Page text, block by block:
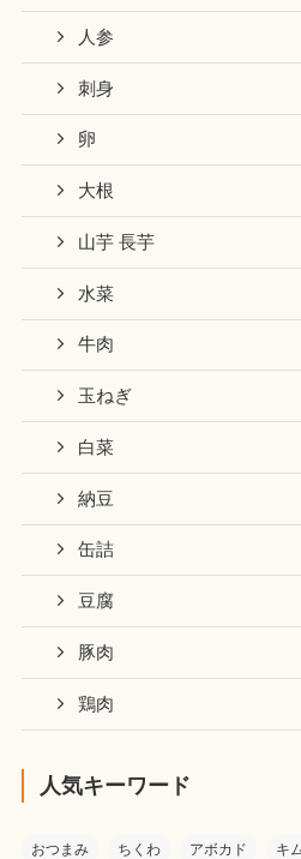
人参
刺身
卵
大根
山芋 長芋
水菜
牛肉
玉ねぎ
白菜
納豆
缶詰
豆腐
豚肉
鶏肉
人気キーワード
おつまみ ちくわ アボカド キ